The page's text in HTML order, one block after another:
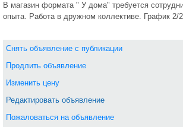
В магазин формата " У дома" требуется
опыта. Работа в дружном коллективе. График 2/
Снять объявление с публикации
Продлить объявление
Изменить цену
Редактировать объявление
Пожаловаться на объявление